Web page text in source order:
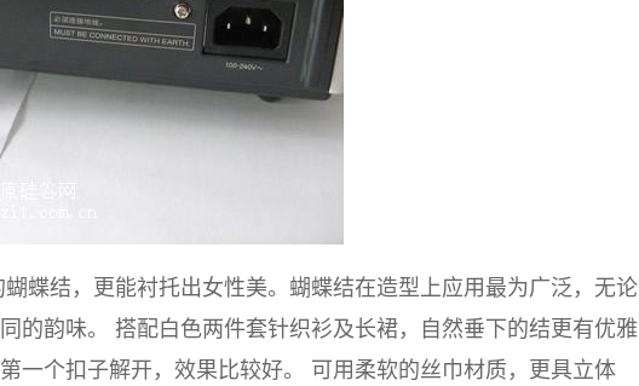
蝶结，更能衬托出女性美。蝴蝶结在造型上应用最为广泛，无论
的韵味。 搭配白色两件套针织衫及长裙，自然垂下的结更有优雅
一个扣子解开，效果比较好。 可用柔软的丝巾材质，更具立体